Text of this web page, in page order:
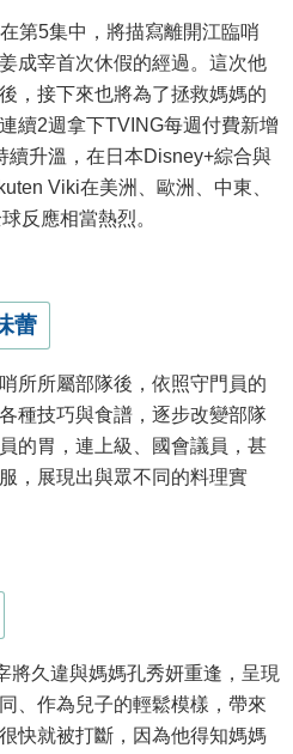
在第5集中，將描寫離開江臨哨
成宰首次休假的經過。這次他
，接下來也將為了拯救媽媽的
續2週拿下TVING每週付費新增
續升溫，在日本Disney+綜合與
Viki在美洲、歐洲、中東、
反應相當熱烈。
蕾
所所屬部隊後，依照守門員的
種技巧與食譜，逐步改變部隊
的胃，連上級、國會議員，甚
，展現出與眾不同的料理實
將久違與媽媽孔秀妍重逢，呈現
、作為兒子的輕鬆模樣，帶來
快就被打斷，因為他得知媽媽